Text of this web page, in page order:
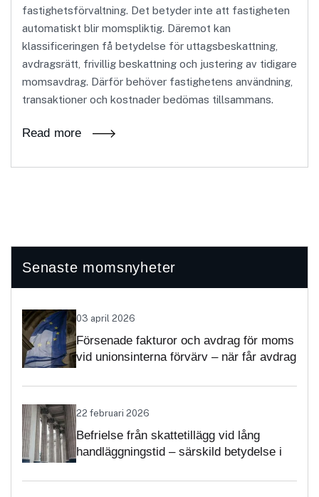
fastighetsförvaltning. Det betyder inte att fastigheten
automatiskt blir momspliktig. Däremot kan
klassificeringen få betydelse för uttagsbeskattning,
avdragsrätt, frivillig beskattning och justering av tidigare
momsavdrag. Därför behöver fastighetens användning,
transaktioner och kostnader bedömas tillsammans.
Read more
Senaste momsnyheter
03 april 2026
Försenade fakturor och avdrag för moms
vid unionsinterna förvärv – när får avdrag
22 februari 2026
Befrielse från skattetillägg vid lång
handläggningstid – särskild betydelse i